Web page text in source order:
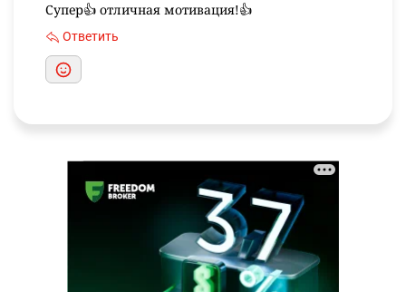
Супер👍 отличная мотивация!👍
Ответить